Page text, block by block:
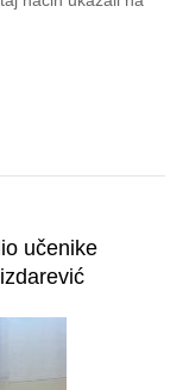
učenike